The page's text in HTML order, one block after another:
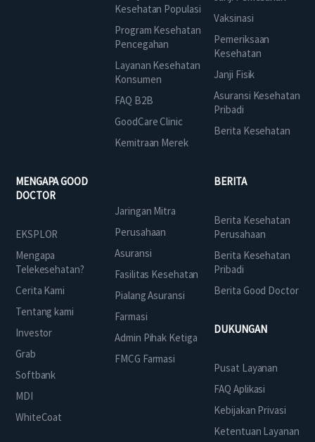
Kesehatan Populasi
Program Kesehatan
Pencegahan
Layanan Kesehatan
Konsumen
FAQ B2B
GoodCare Clinic
Kemitraan Merek
Vaksinasi
Pemeriksaan
Kesehatan
Janji Fisik
Asuransi Kesehatan
Pribadi
Berita Kesehatan
MENGAPA GOOD
DOCTOR
EKSPLOR
Mengapa
Telekesehatan?
Cerita Kami
Tentang kami
Investor
Grab
Softbank
MDI
WhiteCoat
Jaringan Mitra
Perusahaan
Asuransi
Fasilitas Kesehatan
Pialang Asuransi
Farmasi
Admin Pihak Ketiga
FMCG Farmasi
BERITA
Berita Kesehatan
Perusahaan
Berita Kesehatan
Pribadi
Berita Good Doctor
DUKUNGAN
Pusat Layanan
FAQ Aplikasi
Kebijakan Privasi
Ketentuan Layanan